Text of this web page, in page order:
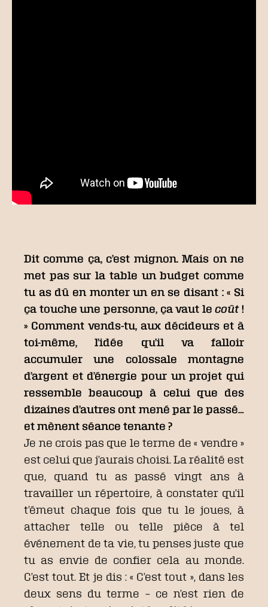
Dit comme ça, c’est mignon. Mais on ne
met pas sur la table un budget comme
tu as dû en monter un en se disant : « Si
ça touche une personne, ça vaut lecoût !
» Comment vends-tu, aux décideurs et à
toi-même, l’idée qu’il va falloir
accumuler une colossale montagne
d’argent et d’énergie pour un projet qui
ressemble beaucoup à celui que des
dizaines d’autres ont mené par le passé…
et mènent séance tenante ?
Je ne crois pas que le terme de « vendre »
est celui que j’aurais choisi. La réalité est
que, quand tu as passé vingt ans à
travailler un répertoire, à constater qu’il
t’émeut chaque fois que tu le joues, à
attacher telle ou telle pièce à tel
événement de ta vie, tu penses juste que
tu as envie de confier cela au monde.
C’est tout. Et je dis : « C’est tout », dans les
deux sens du terme – ce n’est rien de